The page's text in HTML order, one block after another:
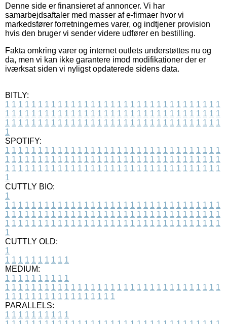
Denne side er finansieret af annoncer. Vi har
samarbejdsaftaler med masser af e-firmaer hvor vi
markedsfører forretningernes varer, og indtjener provision
hvis den bruger vi sender videre udfører en bestilling.
Fakta omkring varer og internet outlets understøttes nu og
da, men vi kan ikke garantere imod modifikationer der er
iværksat siden vi nyligst opdaterede sidens data.
BITLY:
1 1 1 1 1 1 1 1 1 1 1 1 1 1 1 1 1 1 1 1 1 1 1 1 1 1 1 1 1 1 1 1 1
1 1 1 1 1 1 1 1 1 1 1 1 1 1 1 1 1 1 1 1 1 1 1 1 1 1 1 1 1 1 1 1 1
1 1 1 1 1 1 1 1 1 1 1 1 1 1 1 1 1 1 1 1 1 1 1 1 1 1 1 1 1 1 1 1 1
1
SPOTIFY:
1 1 1 1 1 1 1 1 1 1 1 1 1 1 1 1 1 1 1 1 1 1 1 1 1 1 1 1 1 1 1 1 1
1 1 1 1 1 1 1 1 1 1 1 1 1 1 1 1 1 1 1 1 1 1 1 1 1 1 1 1 1 1 1 1 1
1 1 1 1 1 1 1 1 1 1 1 1 1 1 1 1 1 1 1 1 1 1 1 1 1 1 1 1 1 1 1 1 1
1
CUTTLY BIO:
1
1 1 1 1 1 1 1 1 1 1 1 1 1 1 1 1 1 1 1 1 1 1 1 1 1 1 1 1 1 1 1 1 1
1 1 1 1 1 1 1 1 1 1 1 1 1 1 1 1 1 1 1 1 1 1 1 1 1 1 1 1 1 1 1 1 1
1 1 1 1 1 1 1 1 1 1 1 1 1 1 1 1 1 1 1 1 1 1 1 1 1 1 1 1 1 1 1 1 1
1
CUTTLY OLD:
1
1 1 1 1 1 1 1 1 1 1
MEDIUM:
1 1 1 1 1 1 1 1 1 1
1 1 1 1 1 1 1 1 1 1 1 1 1 1 1 1 1 1 1 1 1 1 1 1 1 1 1 1 1 1 1 1 1
1 1 1 1 1 1 1 1 1 1 1 1 1 1 1 1 1
PARALLELS:
1 1 1 1 1 1 1 1 1 1